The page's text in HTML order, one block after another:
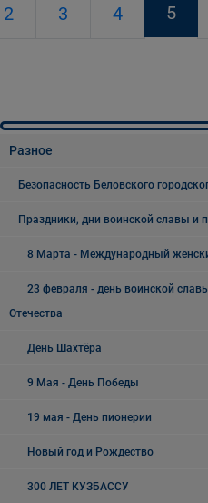
2 3 4 5
Разное
Безопасность Беловского
Праздники, дни воинской славы и
8 Марта - Международный
23 февраля - день воинской
Отечества
День Шахтёра
9 Мая - День Победы
19 мая - День пионерии
Новый год и Рождество
300 ЛЕТ КУЗБАССУ